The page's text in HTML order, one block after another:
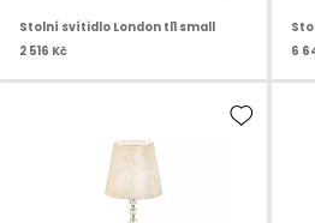
Stolní svítidlo London tl1 small
2 516 Kč
6